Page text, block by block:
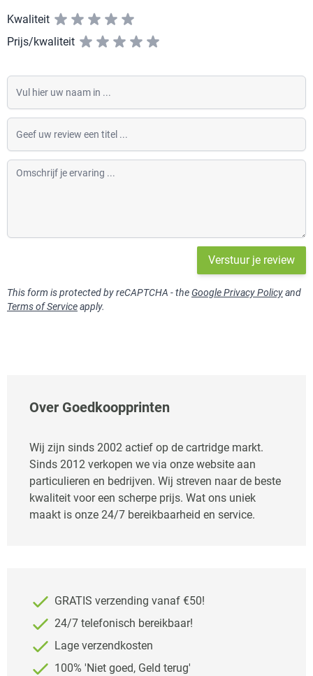
Kwaliteit
Prijs/kwaliteit
Vul hier uw naam in
Geef uw review een titel
Omschrijf je ervaring
Verstuur je review
This form is protected by reCAPTCHA - the Google Privacy Policyand
Terms of Serviceapply.
Over Goedkoopprinten
Wij zijn sinds 2002 actief op de cartridge markt.
Sinds 2012 verkopen we via onze website aan
particulieren en bedrijven. Wij streven naar de beste
kwaliteit voor een scherpe prijs. Wat ons uniek
maakt is onze 24/7 bereikbaarheid en service.
GRATIS verzending vanaf €50!
24/7 telefonisch bereikbaar!
Lage verzendkosten
100% 'Niet goed, Geld terug'